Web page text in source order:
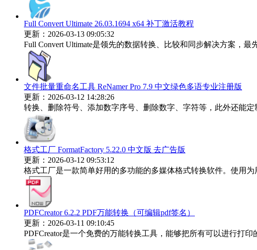
Full Convert Ultimate 26.03.1694 x64 补丁激活教程
更新：2026-03-13 09:05:32
Full Convert Ultimate是领先的数据转换、比较和同步解决方案，
文件批量重命名工具 ReNamer Pro 7.9 中文绿色多语专业注册版
更新：2026-03-12 14:28:26
转换、删除符号、添加数字序号、删除数字、字符等，此外还能
格式工厂 FormatFactory 5.22.0 中文版 去广告版
更新：2026-03-12 09:53:12
格式工厂是一款简单好用的多功能的多媒体格式转换软件。使用
PDFCreator 6.2.2 PDF万能转换（可编辑pdf签名）
更新：2026-03-11 09:10:45
PDFCreator是一个免费的万能转换工具，能够把所有可以进行打